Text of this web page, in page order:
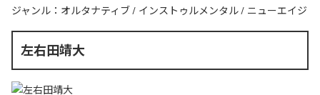
ジャンル： オルタナティブ / インストゥルメンタル / ニューエイジ
左右田靖大